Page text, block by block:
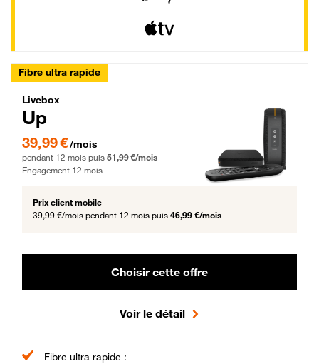
Fibre ultra rapide
Livebox Up Fibre
Livebox
Up
39,99 € par mois pendant 12 mois puis 51,99 € par mois, Engagement 12 mois
39,99 €/mois
pendant 12 mois puis 51,99 €/mois
Engagement 12 mois
Prix client mobile
39,99 €/mois pendant 12 mois puis 46,99 €/mois
Choisir cette offre
Voir le détail
Fibre ultra rapide :